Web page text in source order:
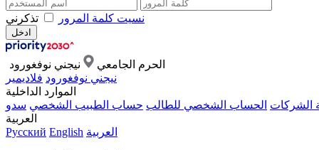
نسيت كلمة المرور تذكرني
الحرم الجامعي
نيجني نوفغورود
نيجني نوفغورود فلاديمير
الموارد الداخلية
الشركات الحساب الشخصي للطالب حساب الطبيب الشخصي سدو
العربية
Русский English العربية